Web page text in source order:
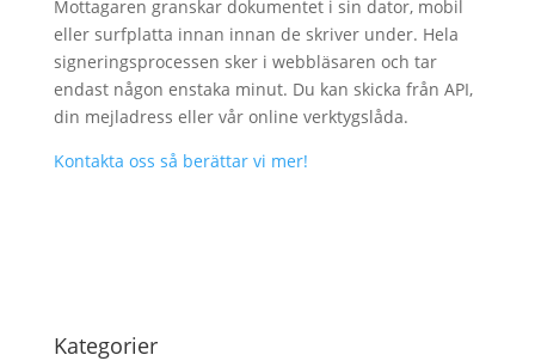
Mottagaren granskar dokumentet i sin dator, mobil
eller surfplatta innan innan de skriver under. Hela
signeringsprocessen sker i webbläsaren och tar
endast någon enstaka minut. Du kan skicka från API,
din mejladress eller vår online verktygslåda.
Kontakta oss så berättar vi mer!
Kategorier